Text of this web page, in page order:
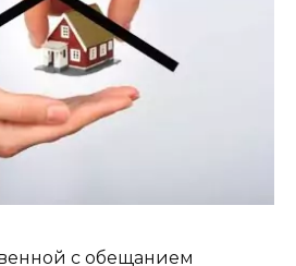
с обещанием